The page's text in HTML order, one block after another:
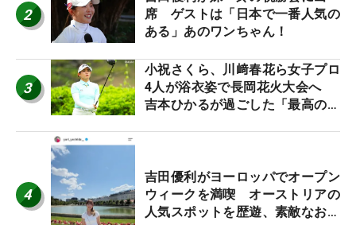
2
席 ゲストは「日本で一番人気の
ある」あのワンちゃん！
3
小祝さくら、川﨑春花ら女子プロ
4人が浴衣姿で長岡花火大会へ
吉本ひかるが過ごした「最高の夏
4
吉田優利がヨーロッパでオープン
ウィークを満喫 オーストリアの
人気スポットを歴遊、素敵なお土